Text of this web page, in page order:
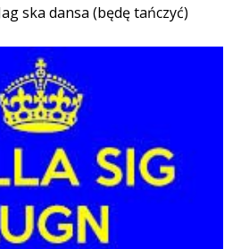
ska dansa (będę tańczyć)